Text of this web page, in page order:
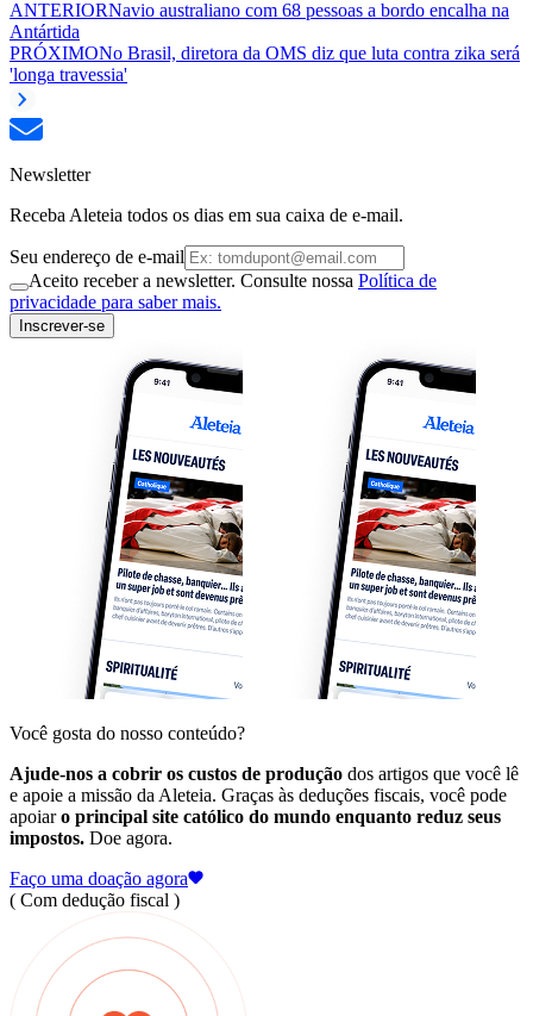
ANTERIORNavio australiano com 68 pessoas a bordo encalha na
Antártida
PRÓXIMONo Brasil, diretora da OMS diz que luta contra zika será
'longa travessia'
Newsletter
Receba Aleteia todos os dias em sua caixa de e-mail.
Seu endereço de e-mail
Aceito receber a newsletter. Consulte nossa Política de
privacidade para saber mais.
Inscrever-se
Você gosta do nosso conteúdo?
Ajude-nos a cobrir os custos de produção dos artigos que você lê
e apoie a missão da Aleteia. Graças às deduções fiscais, você pode
apoiaro principal site católico do mundo enquanto reduz seus
impostos. Doe agora.
Faço uma doação agora
( Com dedução fiscal )